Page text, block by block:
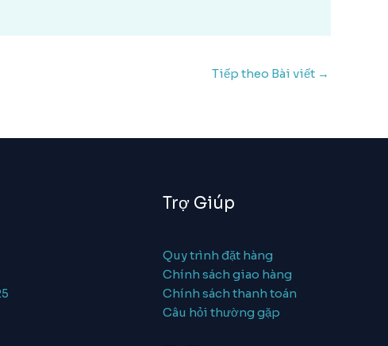
Tiếp theo Bài viết →
Trợ Giúp
Quy trình đặt hàng
Chính sách giao hàng
Chính sách thanh toán
Câu hỏi thường gặp